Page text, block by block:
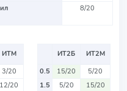
8/20
ИТМ
3/20
12/20
ИТ2Б
ИТ2М
0.5
15/20
5/20
1.5
5/20
15/20